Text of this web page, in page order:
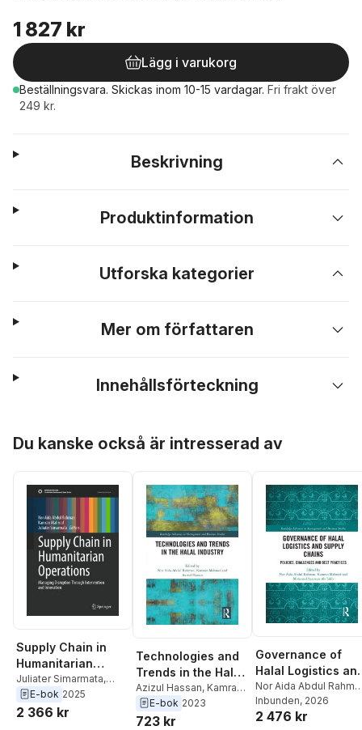
1 827 kr
Lägg i varukorg
Beställningsvara. Skickas inom 10-15 vardagar. Fri frakt över
249 kr.
Beskrivning
Produktinformation
Utforska kategorier
Mer om författaren
Innehållsförteckning
Du kanske också är intresserad av
Supply Chain in
Humanitarian
Operations
Juliater Simarmata,
Kamran Mahroof
Aida Abdul Rahman
E-bok 2025
2 366 kr
Technologies and
Trends in the Halal
Industry
Azizul Hassan, Kamran
Mahroof, Nor Aida
Abdul Rahman
E-bok 2023
723 kr
Governance of
Halal Logistics
Supply Chains
Nor Aida Abdul
Kamran Mahroof
Mohamed Syazwan
Inbunden, 2026
2 476 kr